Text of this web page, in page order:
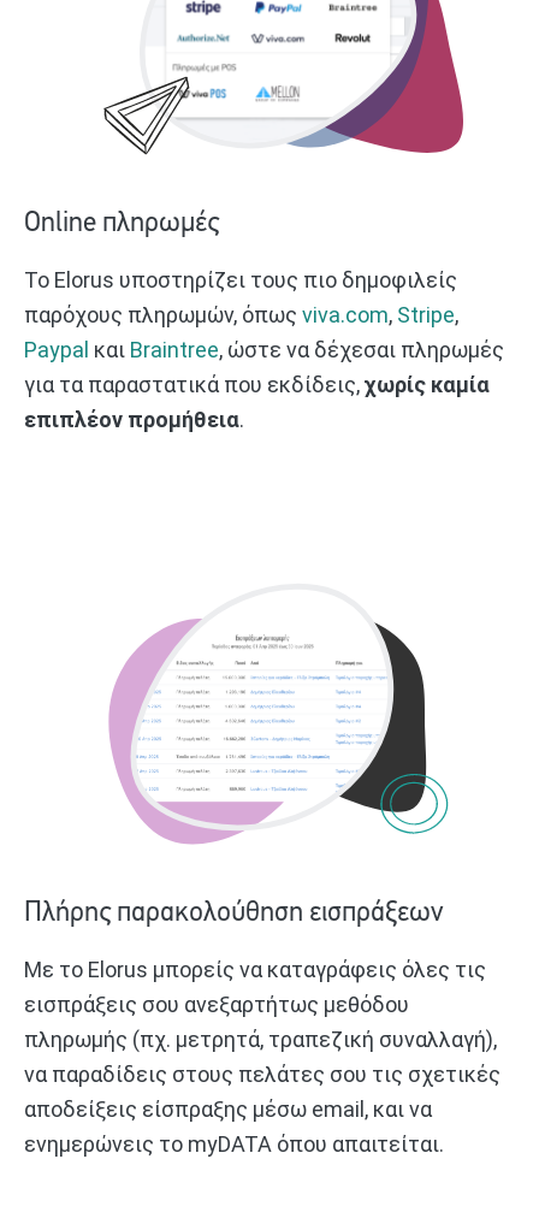
Online πληρωμές
Το Elorus υποστηρίζει τους πιο δημοφιλείς
παρόχους πληρωμών, όπως viva.com, Stripe,
Paypal και Braintree, ώστε να δέχεσαι πληρωμές
για τα παραστατικά που εκδίδεις,χωρίς καμία
επιπλέον προμήθεια.
Πλήρης παρακολούθηση εισπράξεων
Με το Elorus μπορείς να καταγράφεις όλες τις
εισπράξεις σου ανεξαρτήτως μεθόδου
πληρωμής (πχ. μετρητά, τραπεζική συναλλαγή),
να παραδίδεις στους πελάτες σου τις σχετικές
αποδείξεις είσπραξης μέσω email, και να
ενημερώνεις το myDATA όπου απαιτείται.